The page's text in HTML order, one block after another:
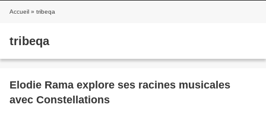
Accueil » tribeqa
tribeqa
Elodie Rama explore ses racines musicales
avec Constellations